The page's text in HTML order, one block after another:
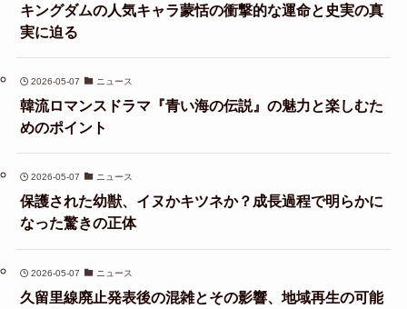
キングダムの人気キャラ蒙恬の衝撃的な運命と史実の真
実に迫る
2026-05-07 ニュース
韓流ロマンスドラマ『青い海の伝説』の魅力と楽しむた
めのポイント
2026-05-07 ニュース
保護された幼獣、イヌかキツネか？成長過程で明らかに
なった驚きの正体
2026-05-07 ニュース
久留里線廃止発表後の混雑とその影響、地域再生の可能